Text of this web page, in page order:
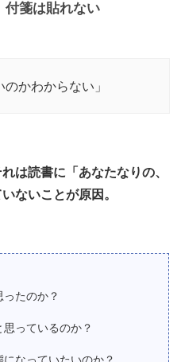
付箋は貼れない
かわからない」
は読書に「あなたなりの、
ないことが原因。
たのか？
っているのか？